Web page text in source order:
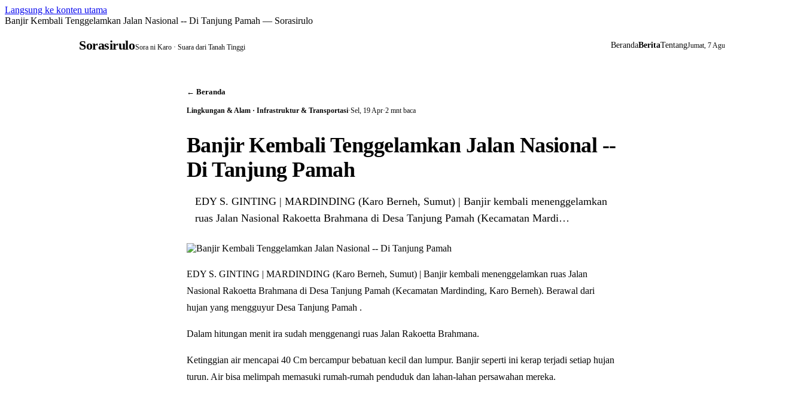
Langsung ke konten utama
Banjir Kembali Tenggelamkan Jalan Nasional -- Di Tanjung Pamah — Sorasirulo
SorasiruloSora ni Karo · Suara dari Tanah Tinggi BerandaBeritaTentangJumat, 7 Agu
← Beranda
Lingkungan & Alam · Infrastruktur & Transportasi·Sel, 19 Apr·2 mnt baca
Banjir Kembali Tenggelamkan Jalan Nasional --
Di Tanjung Pamah
EDY S. GINTING | MARDINDING (Karo Berneh, Sumut) | Banjir kembali menenggelamkan
ruas Jalan Nasional Rakoetta Brahmana di Desa Tanjung Pamah (Kecamatan Mardi…
EDY S. GINTING | MARDINDING (Karo Berneh, Sumut) | Banjir kembali menenggelamkan ruas Jalan
Nasional Rakoetta Brahmana di Desa Tanjung Pamah (Kecamatan Mardinding, Karo Berneh). Berawal dari
hujan yang mengguyur Desa Tanjung Pamah .
Dalam hitungan menit ira sudah menggenangi ruas Jalan Rakoetta Brahmana.
Ketinggian air mencapai 40 Cm bercampur bebatuan kecil dan lumpur. Banjir seperti ini kerap terjadi setiap hujan
turun. Air bisa melimpah memasuki rumah-rumah penduduk dan lahan-lahan persawahan mereka.